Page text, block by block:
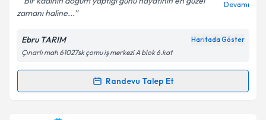
Kişisel verilerimin işlenmesine ilişkin
Aydınlatma
Metni'ni okudum ve kişisel verilerimin belirtilen
kapsamda işlenmesini kabul ediyorum.
zamanı haline...
Devamı
Ebru TARIM Haritada Göster
Çınarlı mah 61027sk çomu iş merkezi A blok 6.kat
Randevu Talep Et
Randevu Takvimi Talebi